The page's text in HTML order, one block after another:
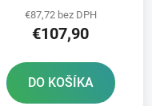
€87,72 bez DPH
€107,90
DO KOŠÍKA